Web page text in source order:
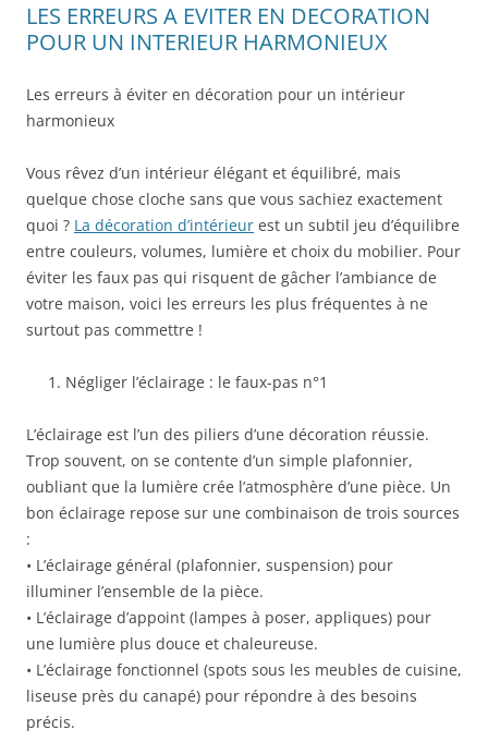
LES ERREURS A EVITER EN DECORATION
POUR UN INTERIEUR HARMONIEUX
Les erreurs à éviter en décoration pour un intérieur
harmonieux
Vous rêvez d’un intérieur élégant et équilibré, mais
quelque chose cloche sans que vous sachiez exactement
quoi ? La décoration d’intérieur est un subtil jeu d’équilibre
entre couleurs, volumes, lumière et choix du mobilier. Pour
éviter les faux pas qui risquent de gâcher l’ambiance de
votre maison, voici les erreurs les plus fréquentes à ne
surtout pas commettre !
Négliger l’éclairage : le faux-pas n°1
L’éclairage est l’un des piliers d’une décoration réussie.
Trop souvent, on se contente d’un simple plafonnier,
oubliant que la lumière crée l’atmosphère d’une pièce. Un
bon éclairage repose sur une combinaison de trois sources
:
• L’éclairage général (plafonnier, suspension) pour
illuminer l’ensemble de la pièce.
• L’éclairage d’appoint (lampes à poser, appliques) pour
une lumière plus douce et chaleureuse.
• L’éclairage fonctionnel (spots sous les meubles de cuisine,
liseuse près du canapé) pour répondre à des besoins
précis.